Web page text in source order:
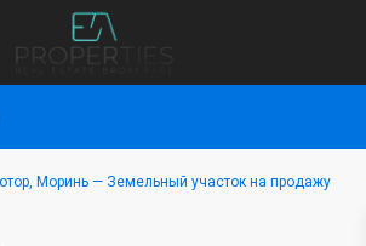
Моринь — Земельный участок на продажу